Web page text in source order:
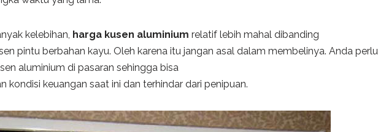
kelebihan, harga kusen aluminium relatif lebih mahal dibanding
pintu berbahan kayu. Oleh karena itu jangan asal dalam membelinya. Anda perlu
aluminium di pasaran sehingga bisa
kondisi keuangan saat ini dan terhindar dari penipuan.